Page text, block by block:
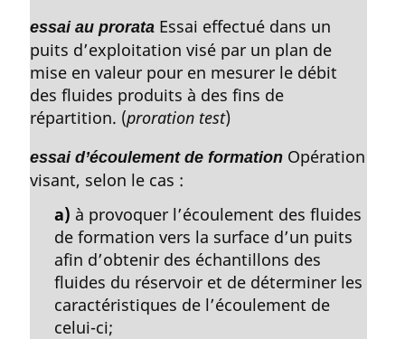
essai au prorata Essai effectué dans un
puits d’exploitation visé par un plan de
mise en valeur pour en mesurer le débit
des fluides produits à des fins de
répartition. (proration test)
essai d’écoulement de formation Opération
visant, selon le cas :
a) à provoquer l’écoulement des fluides
de formation vers la surface d’un puits
afin d’obtenir des échantillons des
fluides du réservoir et de déterminer les
caractéristiques de l’écoulement de
celui-ci;